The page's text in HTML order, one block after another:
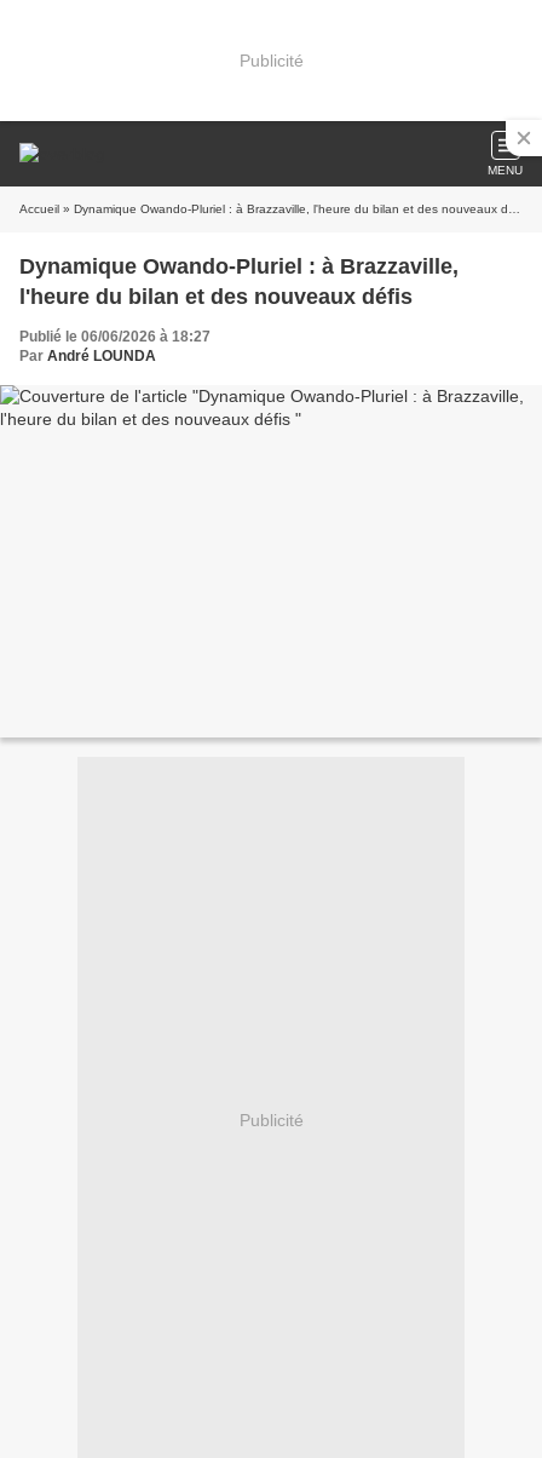
Publicité
MENU
Accueil » Dynamique Owando-Pluriel : à Brazzaville, l'heure du bilan et des nouveaux défis
Dynamique Owando-Pluriel : à Brazzaville,
l'heure du bilan et des nouveaux défis
Publié le 06/06/2026 à 18:27
Par André LOUNDA
Publicité